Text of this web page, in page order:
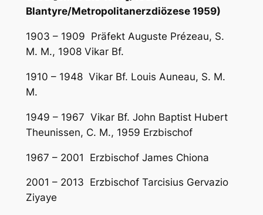
Blantyre/Metropolitanerzdiözese 1959)
1903 – 1909 Präfekt Auguste Prézeau, S.
M. M., 1908 Vikar Bf.
1910 – 1948 Vikar Bf. Louis Auneau, S. M.
M.
1949 – 1967 Vikar Bf. John Baptist Hubert
Theunissen, C. M., 1959 Erzbischof
1967 – 2001 Erzbischof James Chiona
2001 – 2013 Erzbischof Tarcisius Gervazio
Ziyaye